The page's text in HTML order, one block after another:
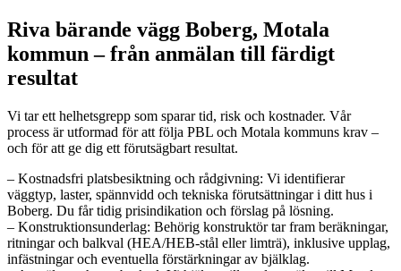
Riva bärande vägg Boberg, Motala
kommun – från anmälan till färdigt
resultat
Vi tar ett helhetsgrepp som sparar tid, risk och kostnader. Vår
process är utformad för att följa PBL och Motala kommuns krav –
och för att ge dig ett förutsägbart resultat.
– Kostnadsfri platsbesiktning och rådgivning: Vi identifierar
väggtyp, laster, spännvidd och tekniska förutsättningar i ditt hus i
Boberg. Du får tidig prisindikation och förslag på lösning.
– Konstruktionsunderlag: Behörig konstruktör tar fram beräkningar,
ritningar och balkval (HEA/HEB-stål eller limträ), inklusive upplag,
infästningar och eventuella förstärkningar av bjälklag.